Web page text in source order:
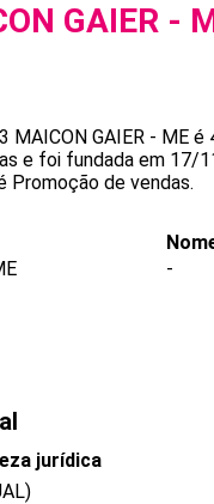
GAIER -
MAICON GAIER - ME é
e foi fundada em 17/
Promoção de vendas.
-
jurídica